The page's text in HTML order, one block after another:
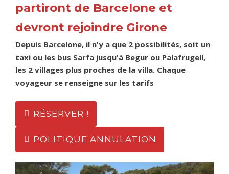
partiront de Barcelone et
devront rejoindre Girone
Depuis Barcelone, il n'y a que 2 possibilités, soit un
taxi ou les bus Sarfa jusqu'à Begur ou Palafrugell,
les 2 villages plus proches de la villa. Chaque
voyageur se renseigne sur les tarifs
RÉSERVER !
POLITIQUE ANNULATION